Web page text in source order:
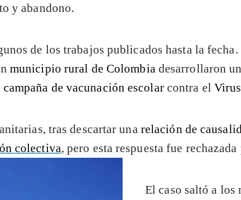
y abandono.
de los trabajos publicados hasta la
municipio rural de Colombiadesarrollaron
campaña de vacunación escolarcontra el
tras descartar una relación de
colectiva, pero esta respuesta fue
El caso saltó a los